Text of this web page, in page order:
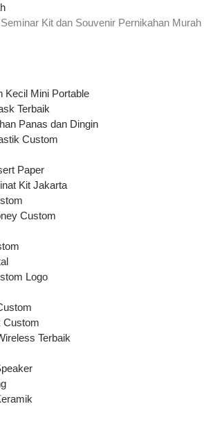
Kit dan Souvenir Pernikahan Murah
Kecil Mini Portable
Terbaik
Panas dan Dingin
Custom
Paper
Kit Jakarta
Custom
Logo
Custom
Terbaik